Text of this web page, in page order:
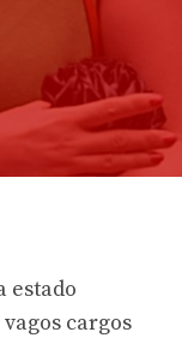
estado
cargos